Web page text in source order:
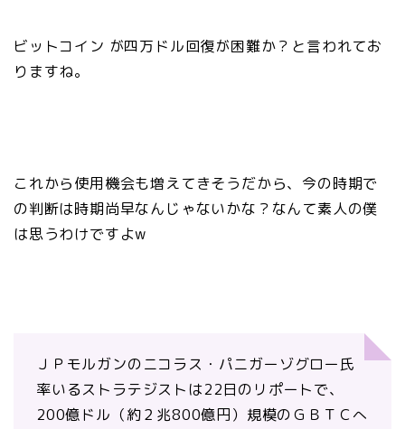
ビットコイン が四万ドル回復が困難か？と言われてお
りますね。
これから使用機会も増えてきそうだから、今の時期で
の判断は時期尚早なんじゃないかな？なんて素人の僕
は思うわけですよw
ＪＰモルガンのニコラス・パニガーゾグロー氏
率いるストラテジストは22日のリポートで、
200億ドル（約２兆800億円）規模のＧＢＴＣへ